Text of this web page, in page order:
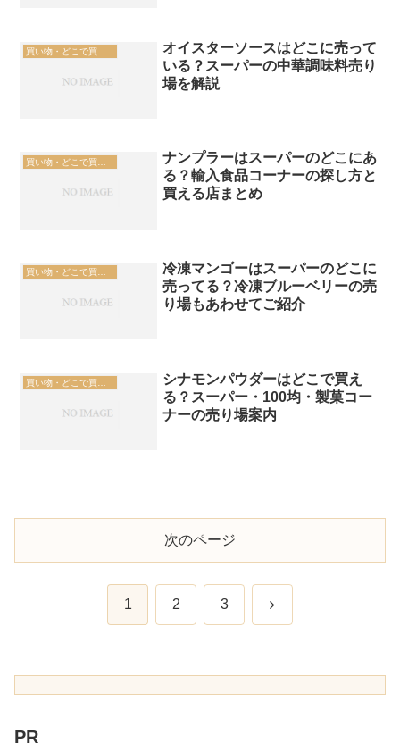
買い物・どこで買える
オイスターソースはどこに売って
いる？スーパーの中華調味料売り
場を解説
買い物・どこで買える
ナンプラーはスーパーのどこにあ
る？輸入食品コーナーの探し方と
買える店まとめ
買い物・どこで買える
冷凍マンゴーはスーパーのどこに
売ってる？冷凍ブルーベリーの売
り場もあわせてご紹介
買い物・どこで買える
シナモンパウダーはどこで買え
る？スーパー・100均・製菓コー
ナーの売り場案内
次のページ
1 2 3 次
PR